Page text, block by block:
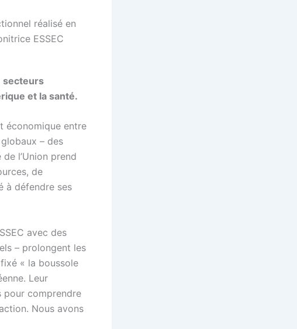
réalisé en
ESSEC
secteurs
et la santé.
économique entre
– des
l’Union prend
de
à défendre ses
avec des
– prolongent les
« la boussole
Leur
pour comprendre
Nous avons